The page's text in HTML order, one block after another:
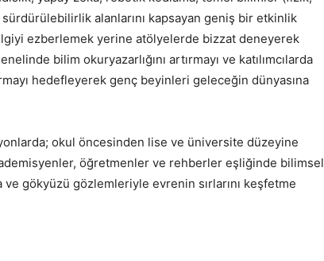
alanlarını kapsayan geniş bir etkinlik
ezberlemek yerine atölyelerde bizzat deneyerek
bilim okuryazarlığını artırmayı ve katılımcılarda
hedefleyerek genç beyinleri geleceğin dünyasına
okul öncesinden lise ve üniversite düzeyine
öğretmenler ve rehberler eşliğinde bilimsel
gökyüzü gözlemleriyle evrenin sırlarını keşfetme